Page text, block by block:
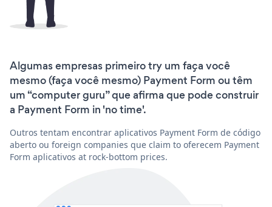
Algumas empresas primeiro try um faça você
mesmo (faça você mesmo) Payment Form ou têm
um “computer guru” que afirma que pode construir
a Payment Form in 'no time'.
Outros tentam encontrar aplicativos Payment Form de código
aberto ou foreign companies que claim to oferecem Payment
Form aplicativos at rock-bottom prices.